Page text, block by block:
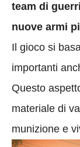
team di
nuove armi
Il gioco si
importanti
Questo
materiale di
munizione e